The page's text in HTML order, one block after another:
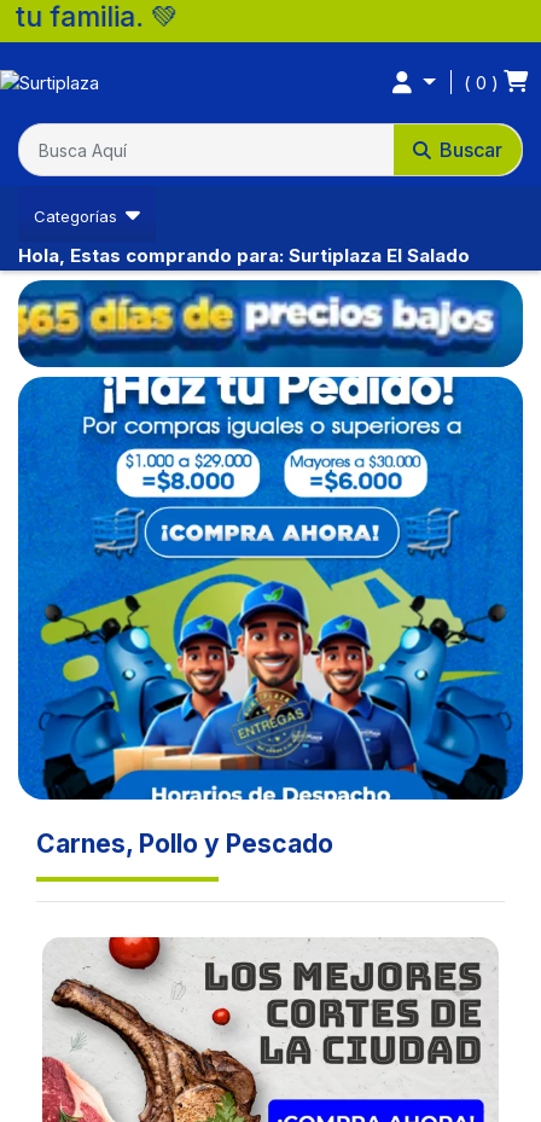
💚
Buscar
0
Categorías
Hola, Estas comprando para: Surtiplaza El Salado
Carnes, Pollo y Pescado